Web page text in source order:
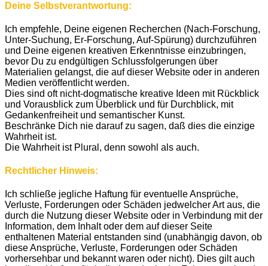
Deine Selbstverantwortung:
Ich empfehle, Deine eigenen Recherchen (Nach-Forschung,
Unter-Suchung, Er-Forschung, Auf-Spürung) durchzuführen
und Deine eigenen kreativen Erkenntnisse einzubringen,
bevor Du zu endgültigen Schlussfolgerungen über
Materialien gelangst, die auf dieser Website oder in anderen
Medien veröffentlicht werden.
Dies sind oft nicht-dogmatische kreative Ideen mit Rückblick
und Vorausblick zum Überblick und für Durchblick, mit
Gedankenfreiheit und semantischer Kunst.
Beschränke Dich nie darauf zu sagen, daß dies die einzige
Wahrheit ist.
Die Wahrheit ist Plural, denn sowohl als auch.
Rechtlicher Hinweis:
Ich schließe jegliche Haftung für eventuelle Ansprüche,
Verluste, Forderungen oder Schäden jedwelcher Art aus, die
durch die Nutzung dieser Website oder in Verbindung mit der
Information, dem Inhalt oder dem auf dieser Seite
enthaltenen Material entstanden sind (unabhängig davon, ob
diese Ansprüche, Verluste, Forderungen oder Schäden
vorhersehbar und bekannt waren oder nicht). Dies gilt auch